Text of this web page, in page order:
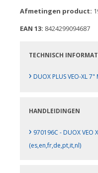
Afmetingen product:
EAN 13: 8424299094687
TECHNISCH
› DUOX PLUS VEO-XL 7"
HANDLEIDINGEN
› 970196C - DUOX VEO
(es,en,fr,de,pt,it,nl)